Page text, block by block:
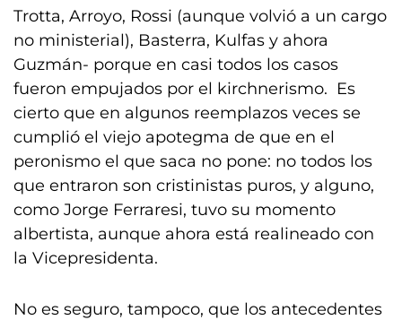
Trotta, Arroyo, Rossi (aunque volvió a un cargo
no ministerial), Basterra, Kulfas y ahora
Guzmán- porque en casi todos los casos
fueron empujados por el kirchnerismo. Es
cierto que en algunos reemplazos veces se
cumplió el viejo apotegma de que en el
peronismo el que saca no pone: no todos los
que entraron son cristinistas puros, y alguno,
como Jorge Ferraresi, tuvo su momento
albertista, aunque ahora está realineado con
la Vicepresidenta.
No es seguro, tampoco, que los antecedentes